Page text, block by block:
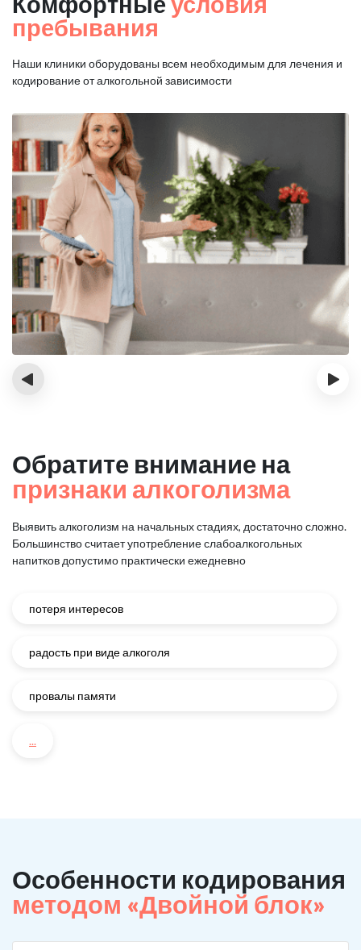
пребывания
Наши клиники оборудованы всем необходимым для лечения и
кодирование от алкогольной зависимости
‹ ›
Обратите внимание на
признаки алкоголизма
Выявить алкоголизм на начальных стадиях, достаточно сложно.
Большинство считает употребление слабоалкогольных
напитков допустимо практически ежедневно
потеря интересов
радость при виде алкоголя
провалы памяти
...
Особенности кодирования
методом «Двойной блок»